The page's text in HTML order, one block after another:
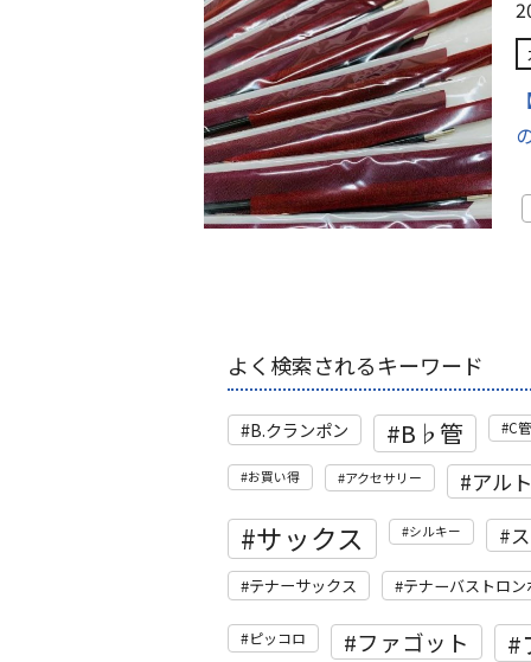
よく検索されるキーワード
B.クランポン B♭管 C管
お買い得 アクセサリー アル
サックス シルキー
テナーサックス テナーバストロン
ピッコロ ファゴット